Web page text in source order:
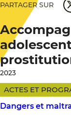
PARTAGER SUR
2023
ACTES ET
Dangers et